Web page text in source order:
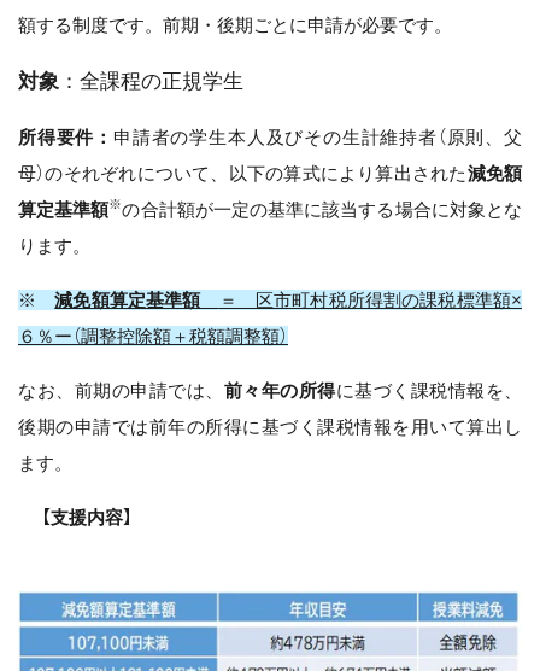
額する制度です。前期・後期ごとに申請が必要です。
対象 ：全課程の正規学生
所得要件： 申請者の学生本人及びその生計維持者（原則、父
母）のそれぞれについて、以下の算式により算出された減免額
算定基準額※の合計額が一定の基準に該当する場合に対象とな
ります。
※減免額算定基準額
＝ 区市町村税所得割の課税標準額×
６％ー（調整控除額＋税額調整額）
なお、前期の申請では、 前々年の所得に基づく課税情報を、
後期の申請では前年の所得に基づく課税情報を用いて算出し
ます。
【支援内容】